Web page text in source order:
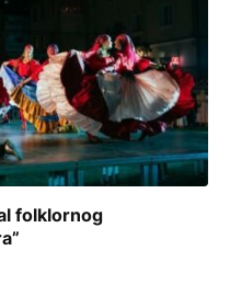
folklornog